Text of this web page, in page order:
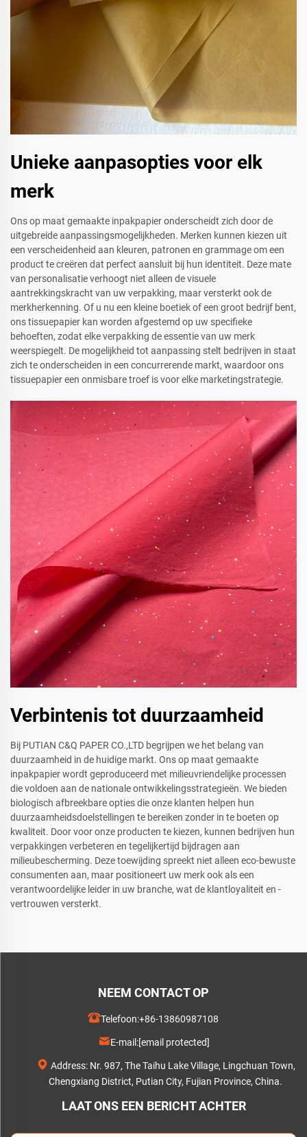
Unieke aanpasopties voor elk
merk
Ons op maat gemaakte inpakpapier onderscheidt zich door de
uitgebreide aanpassingsmogelijkheden. Merken kunnen kiezen uit
een verscheidenheid aan kleuren, patronen en grammage om een
product te creëren dat perfect aansluit bij hun identiteit. Deze mate
van personalisatie verhoogt niet alleen de visuele
aantrekkingskracht van uw verpakking, maar versterkt ook de
merkherkenning. Of u nu een kleine boetiek of een groot bedrijf bent,
ons tissuepapier kan worden afgestemd op uw specifieke
behoeften, zodat elke verpakking de essentie van uw merk
weerspiegelt. De mogelijkheid tot aanpassing stelt bedrijven in staat
zich te onderscheiden in een concurrerende markt, waardoor ons
tissuepapier een onmisbare troef is voor elke marketingstrategie.
Verbintenis tot duurzaamheid
Bij PUTIAN C&Q PAPER CO.,LTD begrijpen we het belang van
duurzaamheid in de huidige markt. Ons op maat gemaakte
inpakpapier wordt geproduceerd met milieuvriendelijke processen
die voldoen aan de nationale ontwikkelingsstrategieën. We bieden
biologisch afbreekbare opties die onze klanten helpen hun
duurzaamheidsdoelstellingen te bereiken zonder in te boeten op
kwaliteit. Door voor onze producten te kiezen, kunnen bedrijven hun
verpakkingen verbeteren en tegelijkertijd bijdragen aan
milieubescherming. Deze toewijding spreekt niet alleen eco-bewuste
consumenten aan, maar positioneert uw merk ook als een
verantwoordelijke leider in uw branche, wat de klantloyaliteit en -
vertrouwen versterkt.
NEEM CONTACT OP
Telefoon:+86-13860987108
E-mail:[email protected]
Address: Nr. 987, The Taihu Lake Village, Lingchuan Town,
Chengxiang District, Putian City, Fujian Province, China.
LAAT ONS EEN BERICHT ACHTER